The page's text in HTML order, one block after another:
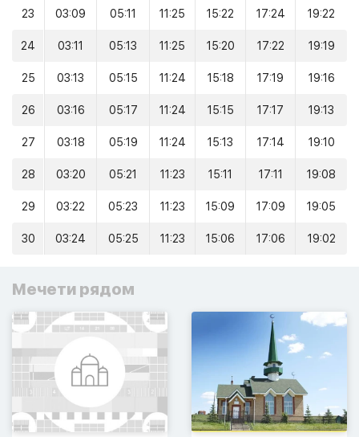
23 03:09 05:11 11:25 15:22 17:24 19:22
24 03:11 05:13 11:25 15:20 17:22 19:19
25 03:13 05:15 11:24 15:18 17:19 19:16
26 03:16 05:17 11:24 15:15 17:17 19:13
27 03:18 05:19 11:24 15:13 17:14 19:10
28 03:20 05:21 11:23 15:11 17:11 19:08
29 03:22 05:23 11:23 15:09 17:09 19:05
30 03:24 05:25 11:23 15:06 17:06 19:02
Мечети рядом